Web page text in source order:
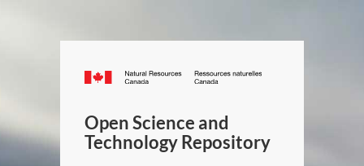
Canada.ca
/
Canada
Open Science and
Technology Repository